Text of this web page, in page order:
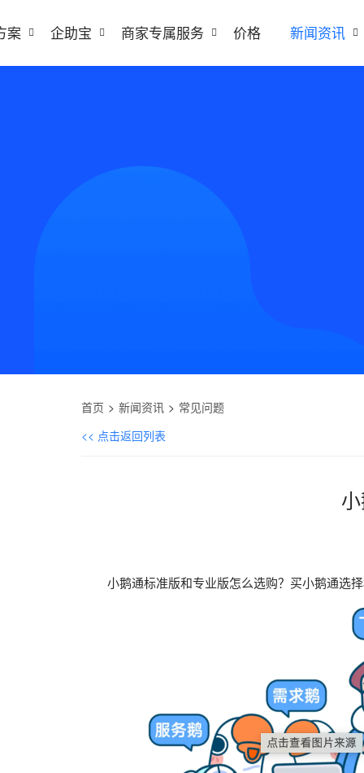
案 企助宝 商家专属服务 价格 新闻资讯
首页 新闻资讯
常见问题
<< 点击返回列表
小鹅通标准版和专业版怎么选购？买小鹅通选择